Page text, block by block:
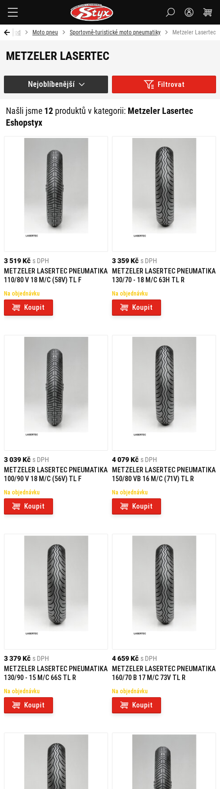
Úvod Moto pneu Sportovně-turistické moto pneumatiky Metzeler Lasertec
METZELER LASERTEC
Filtrovat
Našli jsme 12 produktů v kategorii: Metzeler Lasertec
Eshopstyx
Nejoblíbenější
3 519 Kč s DPH
METZELER LASERTEC PNEUMATIKA
110/80 V 18 M/C (58V) TL F
Na objednávku
Koupit
3 359 Kč s DPH
METZELER LASERTEC PNEUMATIKA
130/70 - 18 M/C 63H TL R
Na objednávku
Koupit
3 039 Kč s DPH
METZELER LASERTEC PNEUMATIKA
100/90 V 18 M/C (56V) TL F
Na objednávku
Koupit
4 079 Kč s DPH
METZELER LASERTEC PNEUMATIKA
150/80 VB 16 M/C (71V) TL R
Na objednávku
Koupit
3 379 Kč s DPH
METZELER LASERTEC PNEUMATIKA
130/90 - 15 M/C 66S TL R
Na objednávku
Koupit
4 659 Kč s DPH
METZELER LASERTEC PNEUMATIKA
160/70 B 17 M/C 73V TL R
Na objednávku
Koupit